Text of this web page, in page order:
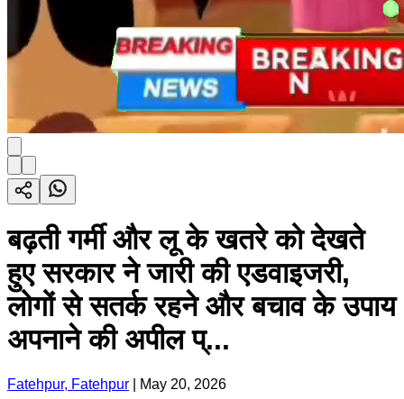
बढ़ती गर्मी और लू के खतरे को देखते
हुए सरकार ने जारी की एडवाइजरी,
लोगों से सतर्क रहने और बचाव के उपाय
अपनाने की अपील प्...
Fatehpur, Fatehpur May 20, 2026